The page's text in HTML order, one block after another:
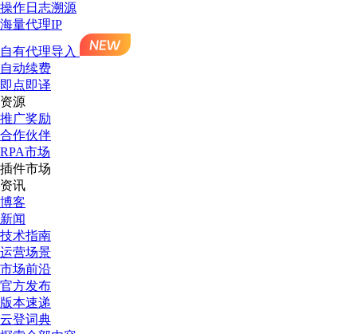
操作日志溯源
海量代理IP
自有代理导入
自动续费
即点即译
资源
推广奖励
合作伙伴
RPA市场
插件市场
资讯
博客
新闻
技术指南
运营场景
市场前沿
官方发布
版本速递
云登词典